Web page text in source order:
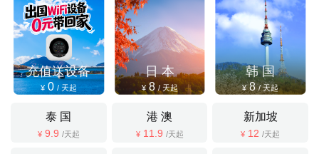
充值送设备
¥ 0 / 天起
日 本
¥ 8 / 天起
韩 国
¥ 8 / 天起
泰 国
¥ 9.9 /天起
港 澳
¥ 11.9 /天起
新加坡
¥ 12 /天起